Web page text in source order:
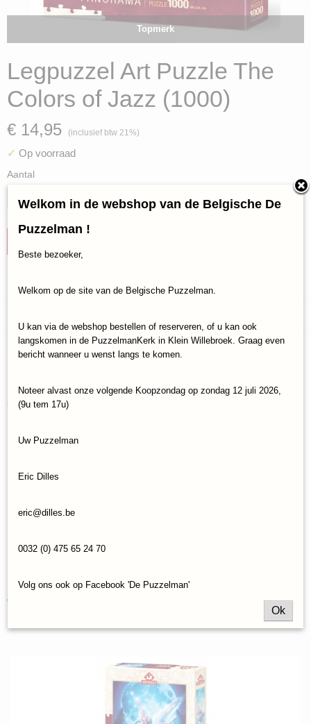
Topmerk
Legpuzzel Art Puzzle The
Colors of Jazz (1000)
€ 14,95 (inclusief btw 21%)
✓ Op voorraad
Aantal
Specificaties
Art-Puzzle-5352
EAN code
8682450143524
Ook interessant
Legpuzzel Art Puzzle Dinner at New York (1000)
€ 14,95
Welkom in de webshop van de Belgische De
Puzzelman !
Beste bezoeker,
Welkom op de site van de Belgische Puzzelman.
U kan via de webshop bestellen of reserveren, of u kan ook
langskomen in de PuzzelmanKerk in Klein Willebroek. Graag even
bericht wanneer u wenst langs te komen.
Noteer alvast onze volgende Koopzondag op zondag 12 juli 2026,
(9u tem 17u)
Uw Puzzelman
Eric Dilles
eric@dilles.be
0032 (0) 475 65 24 70
Volg ons ook op Facebook 'De Puzzelman'
Ok